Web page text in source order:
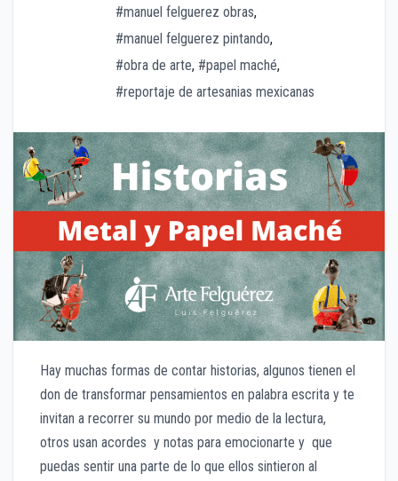
#manuel felguerez obras,
#manuel felguerez pintando,
#obra de arte, #papel maché,
#reportaje de artesanias mexicanas
Hay muchas formas de contar historias, algunos tienen el
don de transformar pensamientos en palabra escrita y te
invitan a recorrer su mundo por medio de la lectura,
otros usan acordes y notas para emocionarte y que
puedas sentir una parte de lo que ellos sintieron al